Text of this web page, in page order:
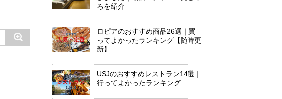
ろを紹介
ロピアのおすすめ商品26選｜買
ってよかったランキング【随時更
新】
USJのおすすめレストラン14選｜
行ってよかったランキング